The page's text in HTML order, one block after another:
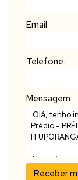
Email:
Telefone:
Mensagem: